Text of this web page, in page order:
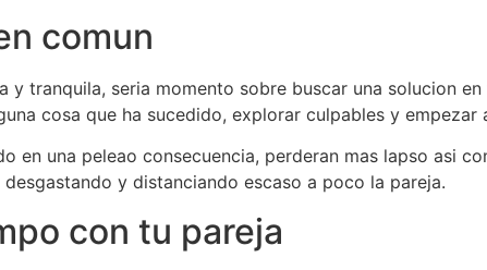
comun
y tranquila, seri­a momento sobre buscar una solucion
cosa que ha sucedido, explorar culpables y empezar
en una peleao consecuencia, perderan mas lapso asi­
y distanciando escaso a poco la pareja.
con tu pareja